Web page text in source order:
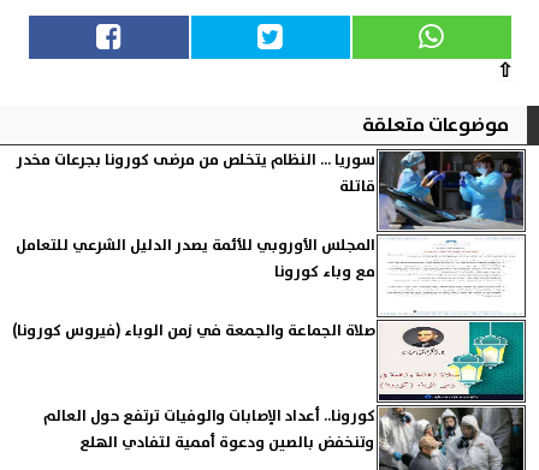
⇧
موضوعات متعلقة
سوريا ... النظام يتخلص من مرضى كورونا بجرعات مخدر
قاتلة
المجلس الأوروبي للأئمة يصدر الدليل الشرعي للتعامل
مع وباء كورونا
صلاة الجماعة والجمعة في زمن الوباء (فيروس كورونا)
كورونا.. أعداد الإصابات والوفيات ترتفع حول العالم
وتنخفض بالصين ودعوة أممية لتفادي الهلع